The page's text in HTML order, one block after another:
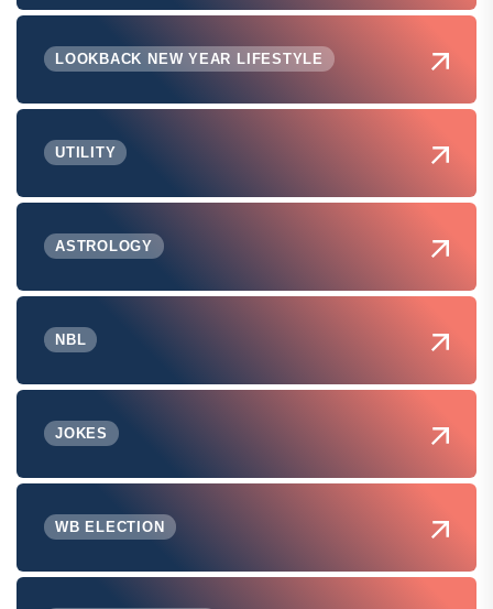
LOOKBACK NEW YEAR LIFESTYLE
UTILITY
ASTROLOGY
NBL
JOKES
WB ELECTION